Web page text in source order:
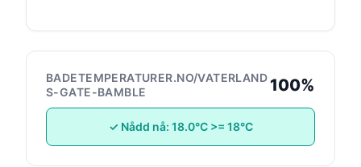
BADETEMPERATURER.NO/VATERLAND
S-GATE-BAMBLE
100%
✓ Nådd nå: 18.0°C >= 18°C